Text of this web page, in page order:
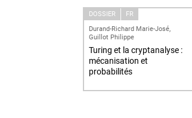
DOSSIER
FR
Durand-Richard Marie-José,
Guillot Philippe
Turing et la cryptanalyse :
mécanisation et
probabilités